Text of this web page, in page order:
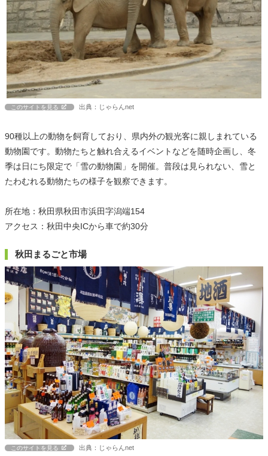
このサイトを見る 出典：じゃらんnet
90種以上の動物を飼育しており、県内外の観光客に親しまれている
動物園です。動物たちと触れ合えるイベントなどを随時企画し、冬
季は日にち限定で「雪の動物園」を開催。普段は見られない、雪と
たわむれる動物たちの様子を観察できます。
所在地：秋田県秋田市浜田字潟端154
アクセス：秋田中央ICから車で約30分
秋田まるごと市場
このサイトを見る 出典：じゃらんnet